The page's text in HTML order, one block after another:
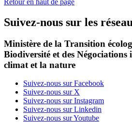
Suivez-nous sur les
Ministère de la Transition
Biodiversité et des
climat et la nature
Suivez-nous sur Facebook
Suivez-nous sur X
Suivez-nous sur Instagram
Suivez-nous sur Linkedin
Suivez-nous sur Youtube